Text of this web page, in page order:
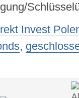
Invest
,